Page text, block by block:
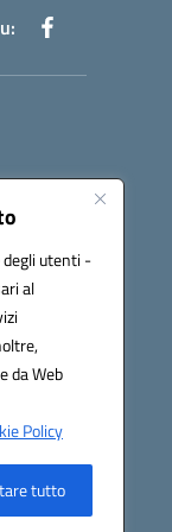
utenti -
al
da Web
Policy
tutto